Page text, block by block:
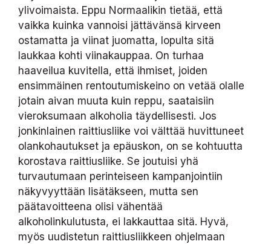
ylivoimaista. Eppu Normaalikin tietää, että
vaikka kuinka vannoisi jättävänsä kirveen
ostamatta ja viinat juomatta, lopulta sitä
laukkaa kohti viinakauppaa. On turhaa
haaveilua kuvitella, että ihmiset, joiden
ensimmäinen rentoutumiskeino on vetää olalle
jotain aivan muuta kuin reppu, saataisiin
vieroksumaan alkoholia täydellisesti. Jos
jonkinlainen raittiusliike voi välttää huvittuneet
olankohautukset ja epäuskon, on se kohtuutta
korostava raittiusliike. Se joutuisi yhä
turvautumaan perinteiseen kampanjointiin
näkyvyyttään lisätäkseen, mutta sen
päätavoitteena olisi vähentää
alkoholinkulutusta, ei lakkauttaa sitä. Hyvä,
myös uudistetun raittiusliikkeen ohjelmaan